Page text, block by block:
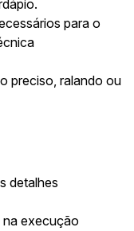
para o
preciso, ralando ou
detalhes
execução